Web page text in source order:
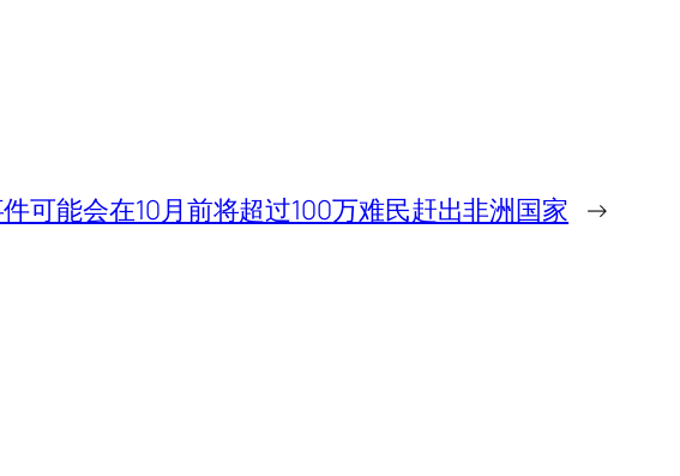
可能会在10月前将超过100万难民赶出非洲国家 →